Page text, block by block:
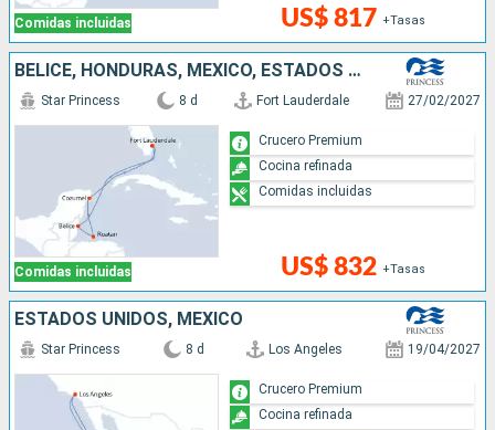
Comidas incluidas US$ 817 +Tasas
BELICE, HONDURAS, MÉXICO, ESTADOS UNIDOS
Comidas incluidas
Star Princess 8 d Fort Lauderdale 27/02/2027
US$ 832 +Tasas
Crucero Premium
Cocina refinada
Comidas incluidas
ESTADOS UNIDOS, MÉXICO
Star Princess 8 d Los Angeles 19/04/2027
Crucero Premium
Cocina refinada